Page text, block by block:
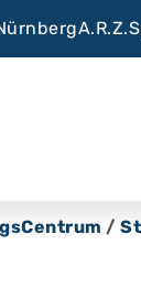
A.R.Z.
/